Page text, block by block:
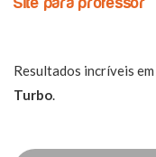
Site para professor
Resultados incríveis em
Turbo.